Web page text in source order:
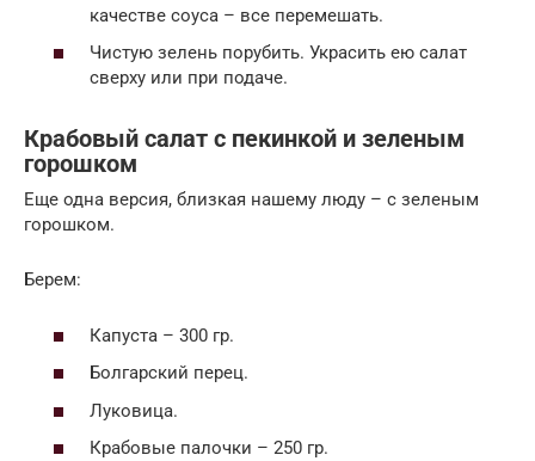
качестве соуса – все перемешать.
Чистую зелень порубить. Украсить ею салат
сверху или при подаче.
Крабовый салат с пекинкой и зеленым
горошком
Еще одна версия, близкая нашему люду – с зеленым
горошком.
Берем:
Капуста – 300 гр.
Болгарский перец.
Луковица.
Крабовые палочки – 250 гр.